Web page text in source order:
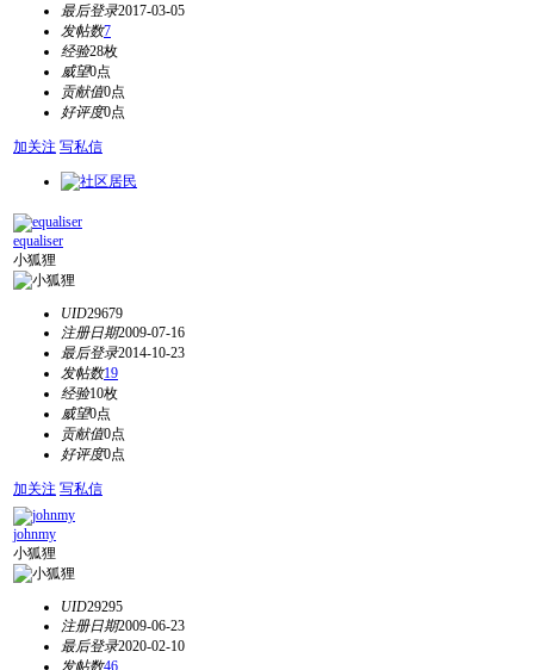
最后登录2017-03-05
发帖数7
经验28枚
威望0点
贡献值0点
好评度0点
加关注 写私信
equaliser
小狐狸
UID29679
注册日期2009-07-16
最后登录2014-10-23
发帖数19
经验10枚
威望0点
贡献值0点
好评度0点
加关注 写私信
johnmy
小狐狸
UID29295
注册日期2009-06-23
最后登录2020-02-10
发帖数46